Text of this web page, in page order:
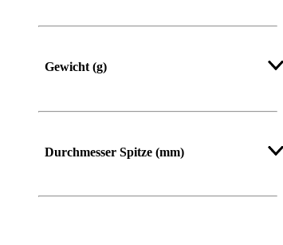
Gewicht (g)
Durchmesser Spitze (mm)